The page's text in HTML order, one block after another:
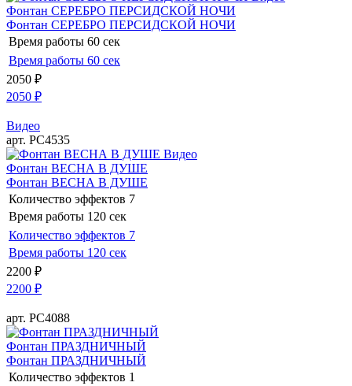
Фонтан СЕРЕБРО ПЕРСИДСКОЙ НОЧИ
Фонтан СЕРЕБРО ПЕРСИДСКОЙ НОЧИ
Время работы 60 сек
Время работы 60 сек
2050 ₽
2050 ₽
Видео
арт. РС4535
Видео
Фонтан ВЕСНА В ДУШЕ
Фонтан ВЕСНА В ДУШЕ
Количество эффектов 7
Время работы 120 сек
Количество эффектов 7
Время работы 120 сек
2200 ₽
2200 ₽
арт. РС4088
Фонтан ПРАЗДНИЧНЫЙ
Фонтан ПРАЗДНИЧНЫЙ
Количество эффектов 1